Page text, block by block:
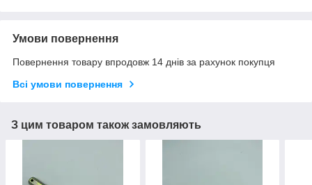
Умови повернення
Повернення товару впродовж 14 днів за рахунок покупця
Всі умови повернення
З цим товаром також замовляють